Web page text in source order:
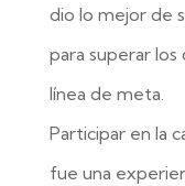
dio lo mejor de
para superar los
línea de meta.
Participar en la
fue una